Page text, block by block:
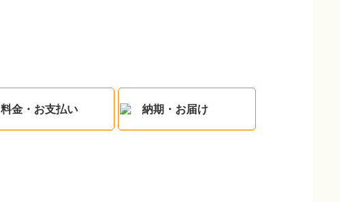
料金・お支払い 納期・お届け